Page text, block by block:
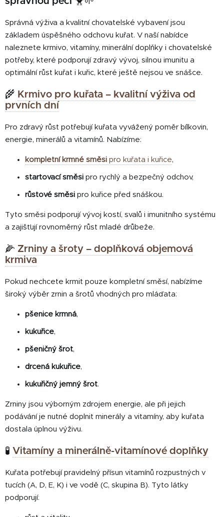
p
r
v
k
y
ý
s
u
í
Správná výživa a kvalitní chovatelské vybavení jsou
základem úspěšného odchovu kuřat. V naší nabídce
naleznete krmivo, vitamíny, minerální doplňky i chovatelské
potřeby, které podporují zdravý vývoj, silnou imunitu a
optimální růst kuřat i kuřic, které ještě nejsou ve snášce.
🌾 Krmivo pro kuřata – kvalitní výživa od
prvních dní
Pro zdravý růst potřebují kuřata vyvážený poměr bílkovin,
energie, minerálů a vitamínů. Nabízíme:
kompletní krmné směsi pro kuřata i kuřice,
startovací směsi pro rychlý a bezpečný odchov,
růstové směsi pro kuřice před snáškou.
Tyto směsi podporují vývoj kostí, svalů i imunitního systému
a zajišťují rovnoměrný růst mladé drůbeže.
🌽 Zrniny a šroty – doplňková objemová
krmiva
Pokud nechcete krmit pouze kompletní směsí, nabízíme
široký výběr zrnin a šrotů vhodných pro mláďata:
pšenice krmná,
kukuřice,
pšeničný šrot,
drcená kukuřice,
kukuřičný jemný šrot.
Zrniny jsou výborným zdrojem energie, ale při jejich
podávání je nutné doplnit minerály a vitamíny, aby kuřata
dostala úplnou výživu.
🧪 Vitamíny a minerálně-vitamínové doplňky
Kuřata potřebují pravidelný přísun vitamínů rozpustných v
tucích (A, D, E, K) i ve vodě (C, skupina B). Tyto látky
podporují: